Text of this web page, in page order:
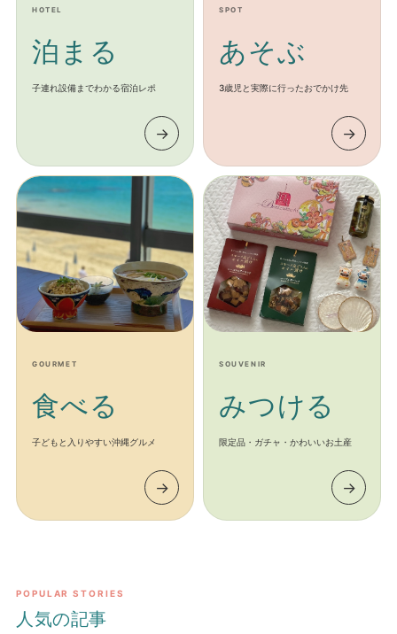
HOTEL
泊まる
子連れ設備までわかる宿泊レポ
→
SPOT
あそぶ
3歳児と実際に行ったおでかけ先
→
GOURMET
食べる
子どもと入りやすい沖縄グルメ
→
SOUVENIR
みつける
限定品・ガチャ・かわいいお土産
→
POPULAR STORIES
人気の記事